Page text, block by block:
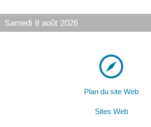
Samedi 8 août 2026
Plan du site Web
Sites Web